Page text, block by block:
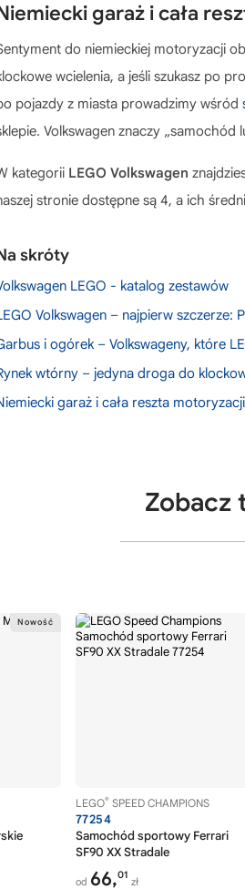
garaż i cała
do niemieckiej motoryzacji
wcielenia, a jeśli szukasz po
pojazdy z miasta prowadzimy wśród
Volkswagen znaczy „samochód
kategorii LEGO Volkswagen
stronie dostępne są 4, a ich
skróty
LEGO - katalog zestawów
Volkswagen – najpierw szczerze:
i ogórek – Volkswageny, które
wtórny – jedyna droga do
garaż i cała reszta motoryzacji
Zobacz
LEGO® SPEED CHAMPIONS
77254
Samochód sportowy Ferrari
SF90 XX Stradale
od 66,01
zł